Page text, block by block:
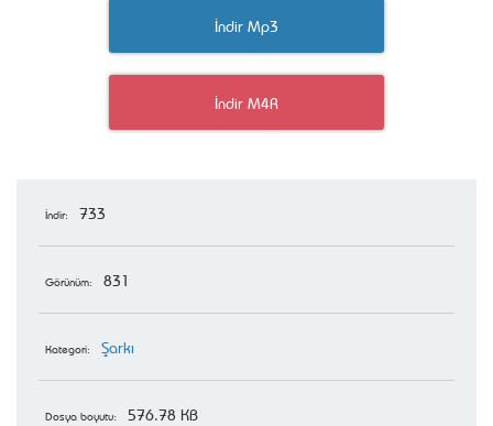
İndir Mp3
İndir M4R
İndir: 733
Görünüm: 831
Kategori: Şarkı
Dosya boyutu: 576.78 KB